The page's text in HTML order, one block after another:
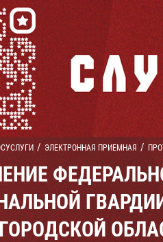
ЭЛЕКТРОННАЯ ПРИЕМНАЯ